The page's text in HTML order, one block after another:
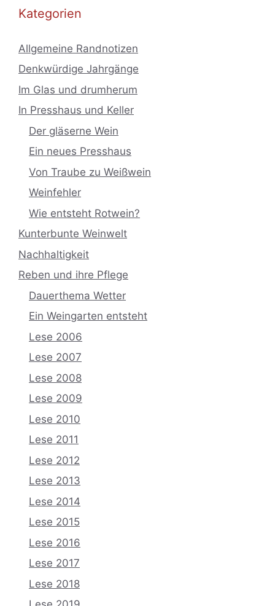
Kategorien
Allgemeine Randnotizen
Denkwürdige Jahrgänge
Im Glas und drumherum
In Presshaus und Keller
Der gläserne Wein
Ein neues Presshaus
Von Traube zu Weißwein
Weinfehler
Wie entsteht Rotwein?
Kunterbunte Weinwelt
Nachhaltigkeit
Reben und ihre Pflege
Dauerthema Wetter
Ein Weingarten entsteht
Lese 2006
Lese 2007
Lese 2008
Lese 2009
Lese 2010
Lese 2011
Lese 2012
Lese 2013
Lese 2014
Lese 2015
Lese 2016
Lese 2017
Lese 2018